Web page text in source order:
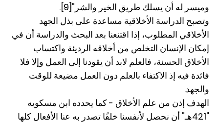
وميسر له أن يسلك طريق الخير والشر"[9].
وتصبح الدراسة الأخلاقية مساعدة على بذل الجهد
الأخلاقي المطلوب، إذا اقتنعنا بعد البحث والدراسة أن في
إمكان الإنسان التخلص من أخلاقه الرديئة واكتساب
الأخلاق الحسنة، فالعلم لابد أن يقودنا إلى العمل وإلا فلا
فائدة فيه إذ الاكتفاء بالعلم دون العمل مضيعة للوقت
والجهد.
الهدف إذن من علم الأخلاق - كما يحدده ابن مسكويه
"421هـ" أن نحصل لأنفسنا خلقًا تصدر به عنا الأفعال كلها